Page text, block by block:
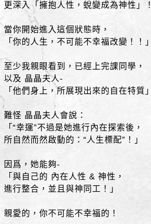
更深入「擁抱人性，蛻變成為神性」
當你開始進入這個狀態時，
「你的人生，不可能不幸福改變！！
至少我親眼看到，已經上完課同學，
以及 晶晶夫人-
「他們身上，所展現出來的自在特質
難怪 晶晶夫人會說：
「“幸運”不過是她進行內在探索後，
所自然而然啟動的：“人生標配”！」
因爲，她能夠-
「與自己的 內在人性 & 神性，
進行整合，並且與神同工！」
親愛的，你不可能不幸福的！